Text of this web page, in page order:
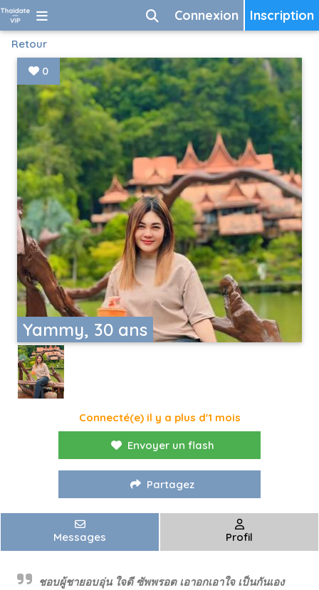
Inscription
Connexion
Retour
Yammy, 30 ans
0
Connecté(e) il y a plus d'1 mois
Envoyer un flash
Partagez
Messages Profil
ชอบผู้ชายอบอุ่น ใจดี ซัพพรอต เอาอกเอาใจ เป็นกันเอง